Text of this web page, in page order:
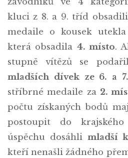
kluci z 8. a 9. tříd obsadili
medaile o kousek
která obsadila 4. místo.
stupně vítězů se
mladších dívek ze 6. a
stříbrné medaile za 2.
počtu získaných bodů
postoupit do krajského
úspěchu dosáhli mladší
kteří nenašli žádného